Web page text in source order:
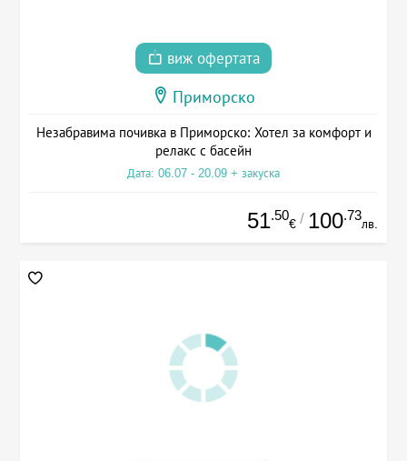
виж офертата
Приморско
Незабравима почивка в Приморско: Хотел за комфорт и
релакс с басейн
Дата: 06.07 - 20.09 + закуска
51.50
€ / 100.73
лв.